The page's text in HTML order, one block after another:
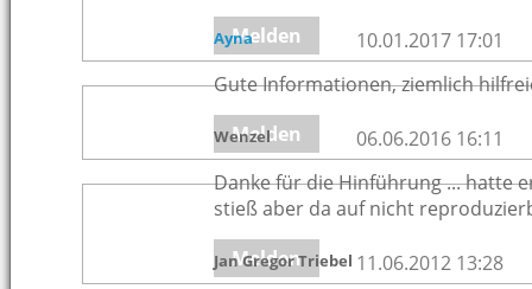
Melden
Ayna
10.01.2017 17:01
Gute Informationen, ziemlich
Melden
Wenzel
06.06.2016 16:11
Danke für die Hinführung ... hatte
stieß aber da auf nicht
Melden
Jan Gregor Triebel 11.06.2012 13:28